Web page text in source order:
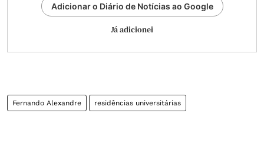
Adicionar o Diário de Notícias ao Google
Já adicionei
Fernando Alexandre residências universitárias